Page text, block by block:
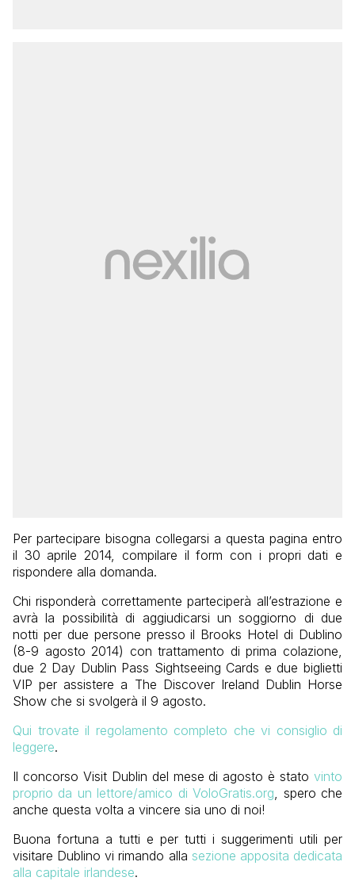
Per partecipare bisogna collegarsi a questa pagina entro
il 30 aprile 2014, compilare il form con i propri dati e
rispondere alla domanda.
Chi risponderà correttamente parteciperà all’estrazione e
avrà la possibilità di aggiudicarsi un soggiorno di due
notti per due persone presso il Brooks Hotel di Dublino
(8-9 agosto 2014) con trattamento di prima colazione,
due 2 Day Dublin Pass Sightseeing Cards e due biglietti
VIP per assistere a The Discover Ireland Dublin Horse
Show che si svolgerà il 9 agosto.
Qui trovate il regolamento completo che vi consiglio di
leggere.
Il concorso Visit Dublin del mese di agosto è stato vinto
proprio da un lettore/amico di VoloGratis.org , spero che
anche questa volta a vincere sia uno di noi!
Buona fortuna a tutti e per tutti i suggerimenti utili per
visitare Dublino vi rimando alla sezione apposita dedicata
alla capitale irlandese.